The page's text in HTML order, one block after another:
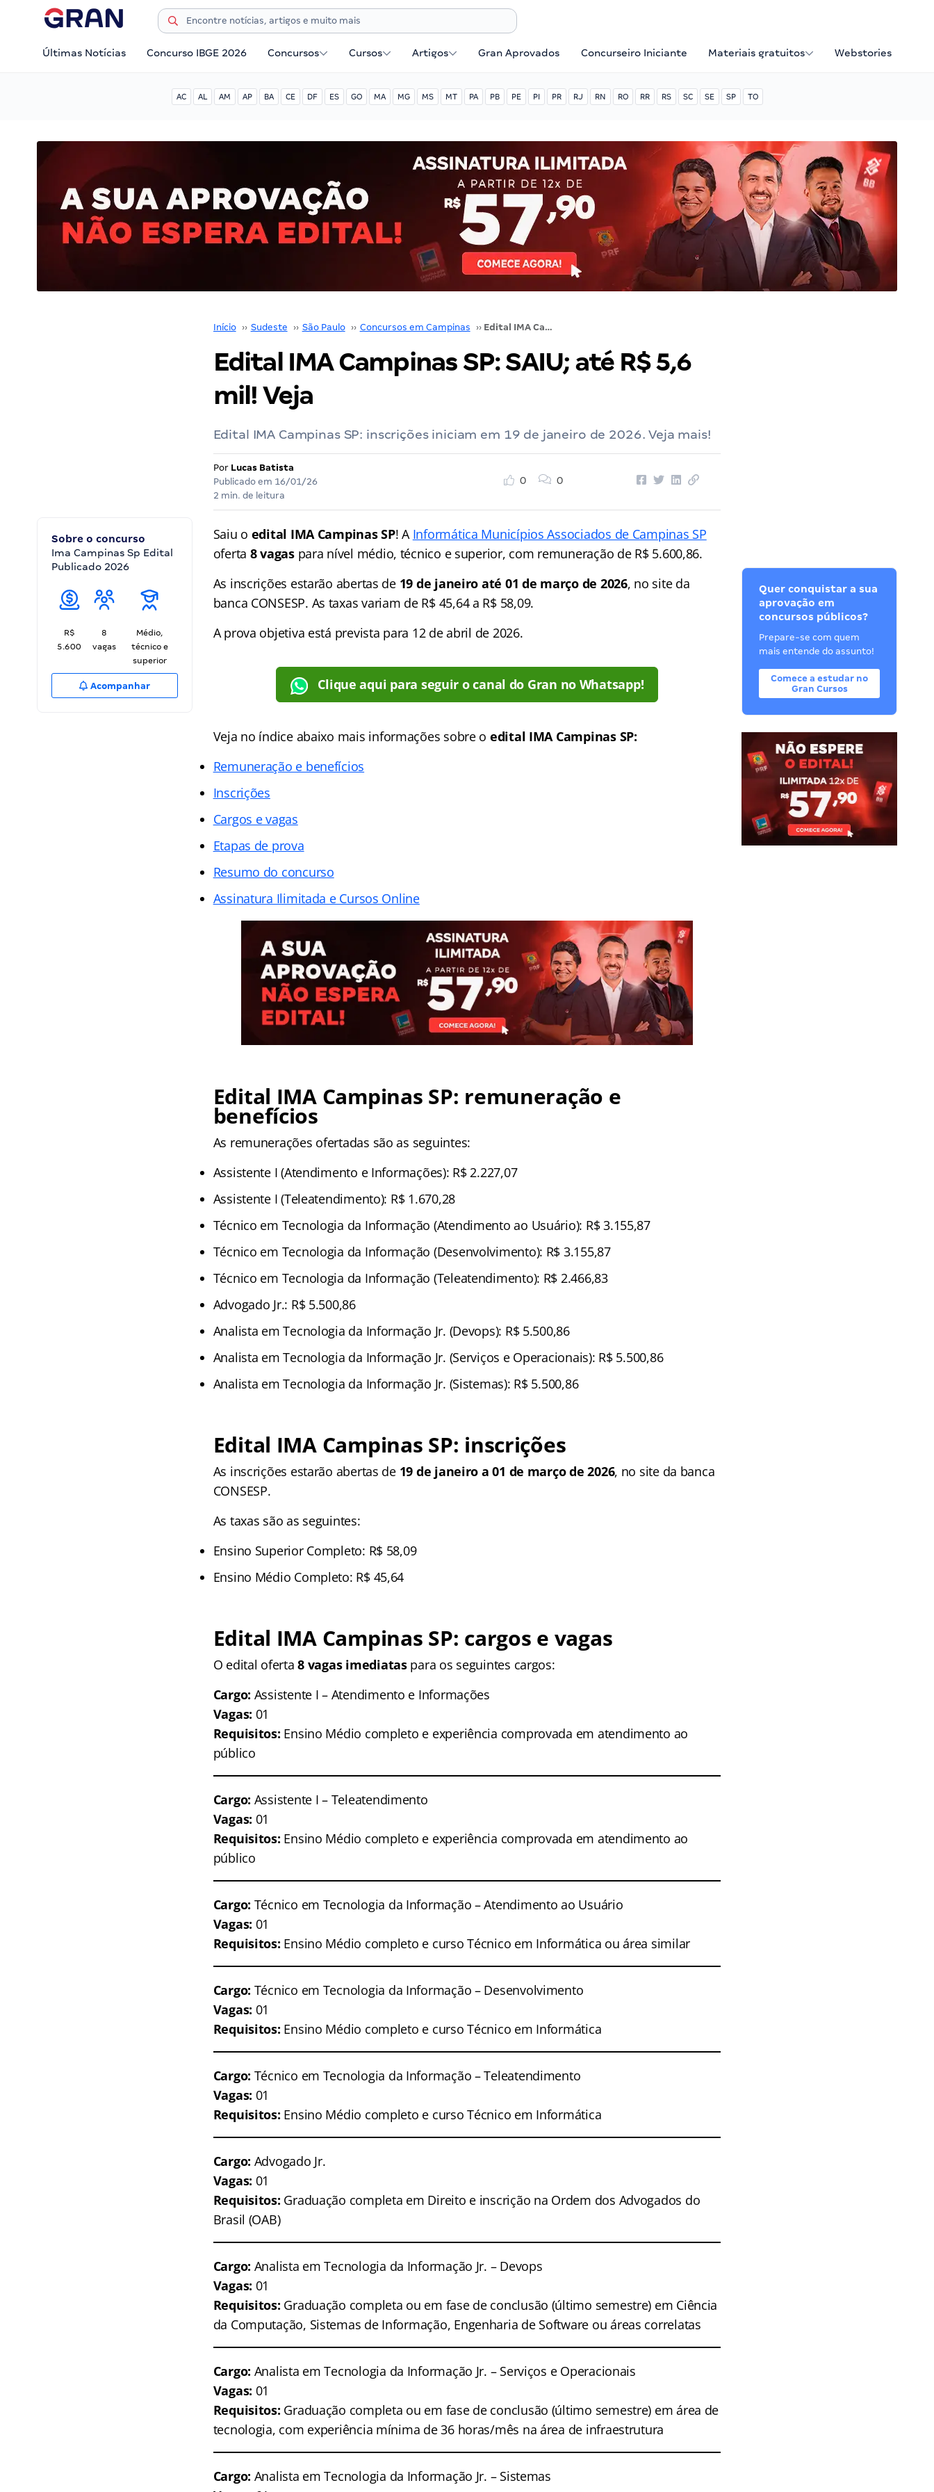
Últimas Notícias Concurso IBGE 2026 Concursos Cursos Artigos Gran Aprovados Concurseiro Iniciante Materiais gratuitos Webstories
AC AL AM AP BA CE DF ES GO MA MG MS MT PA PB PE PI PR RJ RN RO RR RS SC SE SP TO
Início ›› Sudeste ›› São Paulo ›› Concursos em Campinas ›› Edital IMA Campinas SP: SAIU; até R$ 5,6 mil! Veja
Edital IMA Campinas SP: SAIU; até R$ 5,6
mil! Veja
Edital IMA Campinas SP: inscrições iniciam em 19 de janeiro de 2026. Veja mais!
Por Lucas Batista
Publicado em 16/01/26
2 min. de leitura
0 0
Sobre o concurso
Ima Campinas Sp Edital
Publicado 2026
R$
5.600
8
vagas
Médio,
técnico e
superior
Acompanhar
Saiu o edital IMA Campinas SP! A Informática Municípios Associados de Campinas SP
oferta 8 vagas para nível médio, técnico e superior, com remuneração de R$ 5.600,86.
As inscrições estarão abertas de 19 de janeiro até 01 de março de 2026, no site da
banca CONSESP. As taxas variam de R$ 45,64 a R$ 58,09.
A prova objetiva está prevista para 12 de abril de 2026.
Clique aqui para seguir o canal do Gran no Whatsapp!
Veja no índiceabaixo mais informações sobre o edital IMA Campinas SP:
Remuneração e benefícios
Inscrições
Cargos e vagas
Etapas de prova
Resumo do concurso
Assinatura Ilimitada e Cursos Online
Edital IMA Campinas SP: remuneração e
benefícios
As remunerações ofertadas são as seguintes:
Assistente I (Atendimento e Informações): R$ 2.227,07
Assistente I (Teleatendimento): R$ 1.670,28
Técnico em Tecnologia da Informação (Atendimento ao Usuário): R$ 3.155,87
Técnico em Tecnologia da Informação (Desenvolvimento): R$ 3.155,87
Técnico em Tecnologia da Informação (Teleatendimento): R$ 2.466,83
Advogado Jr.: R$ 5.500,86
Analista em Tecnologia da Informação Jr. (Devops): R$ 5.500,86
Analista em Tecnologia da Informação Jr. (Serviços e Operacionais): R$ 5.500,86
Analista em Tecnologia da Informação Jr. (Sistemas): R$ 5.500,86
Edital IMA Campinas SP: inscrições
As inscrições estarão abertas de 19 de janeiro a 01 de março de 2026, no site da banca
CONSESP.
As taxas são as seguintes:
Ensino Superior Completo: R$ 58,09
Ensino Médio Completo: R$ 45,64
Edital IMA Campinas SP: cargos e vagas
O edital oferta8 vagas imediataspara os seguintes cargos:
Cargo: Assistente I – Atendimento e Informações
Vagas: 01
Requisitos: Ensino Médio completo e experiência comprovada em atendimento ao
público
Cargo: Assistente I – Teleatendimento
Vagas: 01
Requisitos: Ensino Médio completo e experiência comprovada em atendimento ao
público
Cargo: Técnico em Tecnologia da Informação – Atendimento ao Usuário
Vagas: 01
Requisitos: Ensino Médio completo e curso Técnico em Informática ou área similar
Cargo: Técnico em Tecnologia da Informação – Desenvolvimento
Vagas: 01
Requisitos: Ensino Médio completo e curso Técnico em Informática
Cargo: Técnico em Tecnologia da Informação – Teleatendimento
Vagas: 01
Requisitos: Ensino Médio completo e curso Técnico em Informática
Cargo: Advogado Jr.
Vagas: 01
Requisitos: Graduação completa em Direito e inscrição na Ordem dos Advogados do
Brasil (OAB)
Cargo: Analista em Tecnologia da Informação Jr. – Devops
Vagas: 01
Requisitos: Graduação completa ou em fase de conclusão (último semestre) em Ciência
da Computação, Sistemas de Informação, Engenharia de Software ou áreas correlatas
Cargo: Analista em Tecnologia da Informação Jr. – Serviços e Operacionais
Vagas: 01
Requisitos: Graduação completa ou em fase de conclusão (último semestre) em área de
tecnologia, com experiência mínima de 36 horas/mês na área de infraestrutura
Cargo: Analista em Tecnologia da Informação Jr. – Sistemas
Quer conquistar a sua
aprovação em
concursos públicos?
Prepare-se com quem
mais entende do assunto!
Comece a estudar no
Gran Cursos